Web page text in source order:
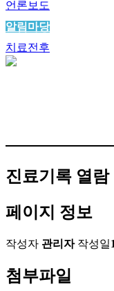
언론보도
알림마당
치료전후
진료기록 열람
페이지 정보
작성자 관리자 작성일
첨부파일